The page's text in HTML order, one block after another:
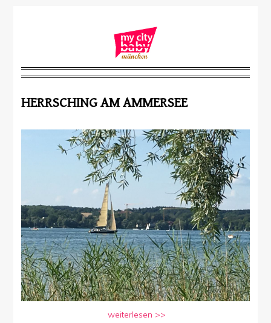
HERRSCHING AM AMMERSEE
weiterlesen >>